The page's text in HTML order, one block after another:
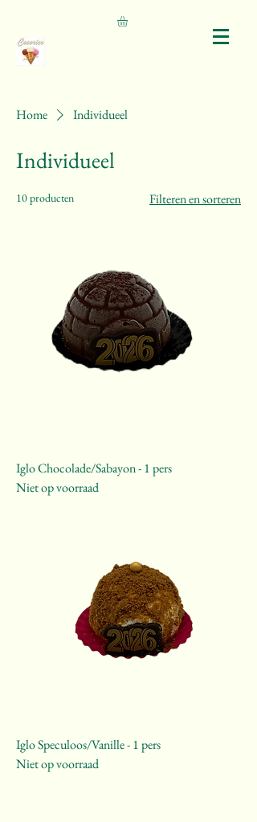
Home Individueel
Individueel
10 producten Filteren en sorteren
Iglo Chocolade/Sabayon - 1 pers
Niet op voorraad
Iglo Speculoos/Vanille - 1 pers
Niet op voorraad